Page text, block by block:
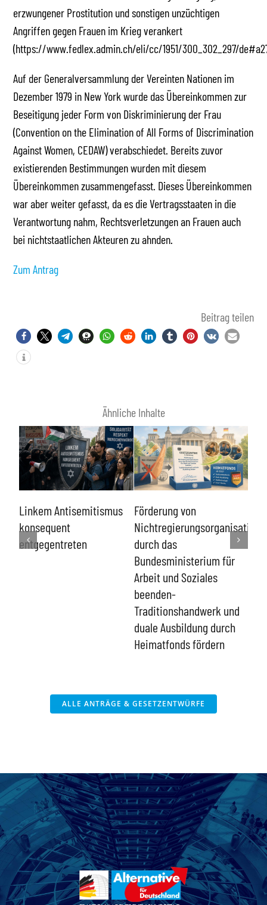
erzwungener Prostitution und sonstigen unzüchtigen
Angriffen gegen Frauen im Krieg verankert
(https://www.fedlex.admin.ch/eli/cc/1951/300_302_297/
Auf der Generalversammlung der Vereinten Nationen im
Dezember 1979 in New York wurde das Übereinkommen zur
Beseitigung jeder Form von Diskriminierung der Frau
(Convention on the Elimination of All Forms of Discrimination
Against Women, CEDAW) verabschiedet. Bereits zuvor
existierenden Bestimmungen wurden mit diesem
Übereinkommen zusammengefasst. Dieses Übereinkommen
war aber weiter gefasst, da es die Vertragsstaaten in die
Verantwortung nahm, Rechtsverletzungen an Frauen auch
bei nichtstaatlichen Akteuren zu ahnden.
Zum Antrag
Beitrag teilen
Ähnliche Inhalte
Linkem Antisemitismus
konsequent
entgegentreten
Förderung von
durch das
Bundesministerium für
Arbeit und Soziales
beenden-
Traditionshandwerk und
duale Ausbildung durch
Heimatfonds fördern
ALLE ANTRÄGE & GESETZENTWÜRFE